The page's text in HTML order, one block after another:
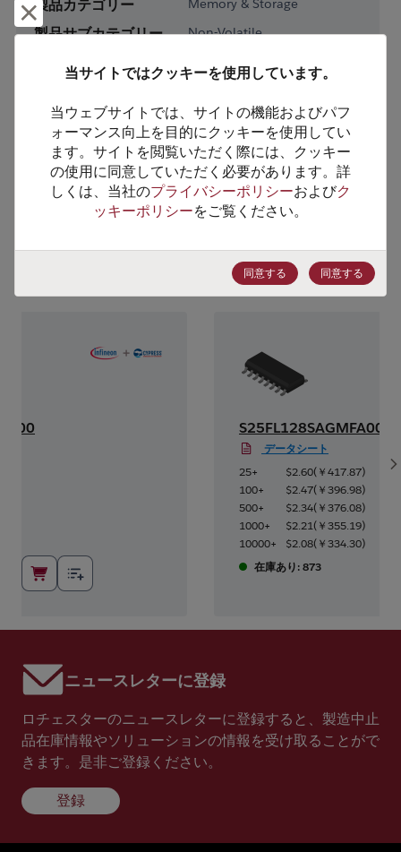
製品カテゴリー Memory & Storage
製品サブカテゴリー Non-Volatile
製品グループ
HTSコード 8542.32.0071
ECCN番号 3A991.B.1.A
S25FL128SAGMFA000
データシート
25+
$2.60(￥417.87)
100+
$2.47(￥396.98)
500+
$2.34(￥376.08)
1000+
$2.21(￥355.19)
10000+
$2.08(￥334.30)
在庫あり: 873
ニュースレターに登録
ロチェスターのニュースレターに登録すると、製造中止
品在庫情報やソリューションの情報を受け取ることがで
きます。是非ご登録ください。
登録
却下して閉じる
当サイトではクッキーを使用しています。
当ウェブサイトでは、サイトの機能およびパフ
ォーマンス向上を目的にクッキーを使用してい
ます。サイトを閲覧いただく際には、クッキー
の使用に同意していただく必要があります。詳
しくは、当社のプライバシーポリシーおよびク
ッキーポリシーをご覧ください。
同意する 同意する